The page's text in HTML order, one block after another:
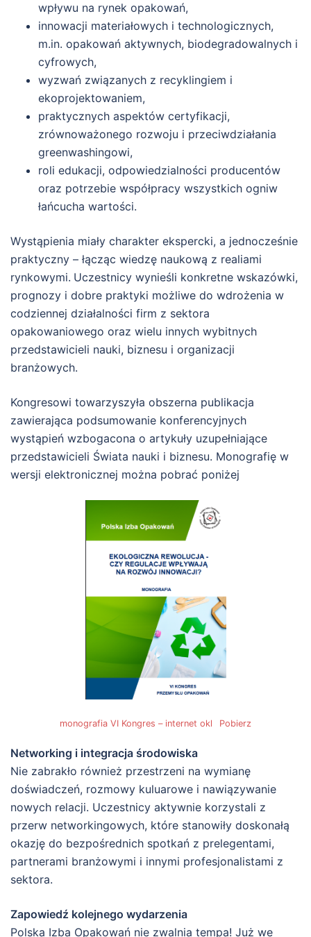
wpływu na rynek opakowań,
innowacji materiałowych i technologicznych,
m.in. opakowań aktywnych, biodegradowalnych i
cyfrowych,
wyzwań związanych z recyklingiem i
ekoprojektowaniem,
praktycznych aspektów certyfikacji,
zrównoważonego rozwoju i przeciwdziałania
greenwashingowi,
roli edukacji, odpowiedzialności producentów
oraz potrzebie współpracy wszystkich ogniw
łańcucha wartości.
Wystąpienia miały charakter ekspercki, a jednocześnie
praktyczny – łącząc wiedzę naukową z realiami
rynkowymi. Uczestnicy wynieśli konkretne wskazówki,
prognozy i dobre praktyki możliwe do wdrożenia w
codziennej działalności firm z sektora
opakowaniowego oraz wielu innych wybitnych
przedstawicieli nauki, biznesu i organizacji
branżowych.
Kongresowi towarzyszyła obszerna publikacja
zawierająca podsumowanie konferencyjnych
wystąpień wzbogacona o artykuły uzupełniające
przedstawicieli Świata nauki i biznesu. Monografię w
wersji elektronicznej można pobrać poniżej
monografia VI Kongres – internet okl Pobierz
Networking i integracja środowiska
Nie zabrakło również przestrzeni na wymianę
doświadczeń, rozmowy kuluarowe i nawiązywanie
nowych relacji. Uczestnicy aktywnie korzystali z
przerw networkingowych, które stanowiły doskonałą
okazję do bezpośrednich spotkań z prelegentami,
partnerami branżowymi i innymi profesjonalistami z
sektora.
Zapowiedź kolejnego wydarzenia
Polska Izba Opakowań nie zwalnia tempa! Już we